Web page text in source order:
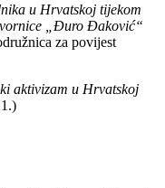
u Hrvatskoj tijekom
„Đuro Đaković“
za povijest
aktivizam u Hrvatskoj